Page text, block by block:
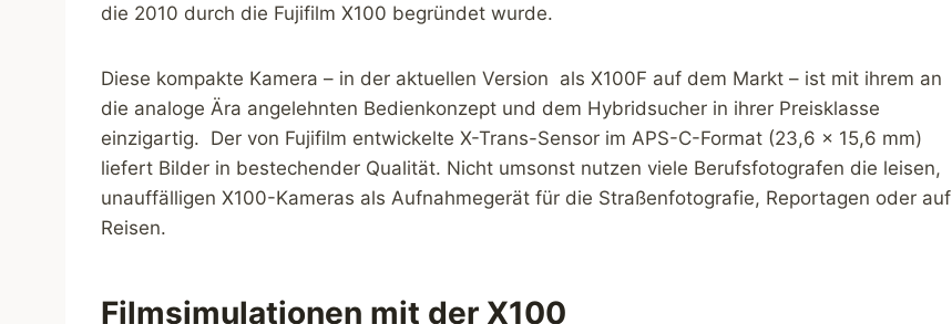
die 2010 durch die Fujifilm X100 begründet wurde.
Diese kompakte Kamera – in der aktuellen Version als X100F auf dem Markt – ist mit ihrem an
die analoge Ära angelehnten Bedienkonzept und dem Hybridsucher in ihrer Preisklasse
einzigartig. Der von Fujifilm entwickelte X-Trans-Sensor im APS-C-Format (23,6 x 15,6 mm)
liefert Bilder in bestechender Qualität. Nicht umsonst nutzen viele Berufsfotografen die leisen,
unauffälligen X100-Kameras als Aufnahmegerät für die Straßenfotografie, Reportagen oder auf
Reisen.
Filmsimulationen mit der X100